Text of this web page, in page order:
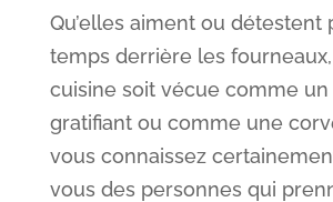
Qu’elles aiment ou détestent
temps derrière les
cuisine soit vécue comme un
gratifiant ou comme une
vous connaissez
vous des personnes qui